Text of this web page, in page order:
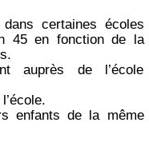
certaines écoles
45 en fonction de la
auprès de l’école
enfants de la même